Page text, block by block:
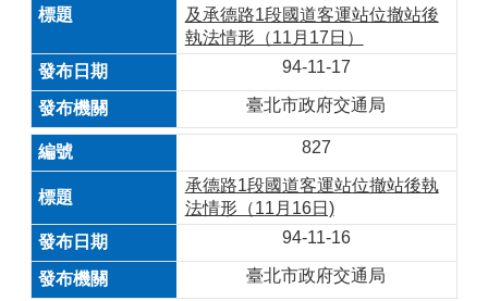
及承德路1段國道客運站位撤站後
執法情形（11月17日）
94-11-17
臺北市政府交通局
827
承德路1段國道客運站位撤站後執
法情形（11月16日)
94-11-16
臺北市政府交通局